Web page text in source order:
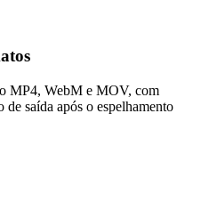
MP4, WebM e MOV, com
saída após o espelhamento